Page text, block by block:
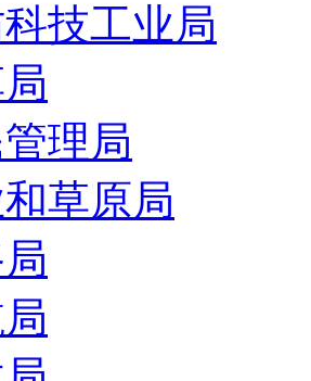
技工业局
理局
草原局